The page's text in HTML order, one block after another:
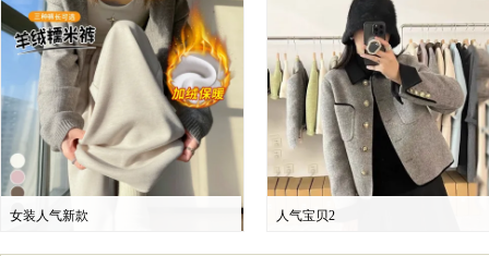
女装人气新款 人气宝贝2